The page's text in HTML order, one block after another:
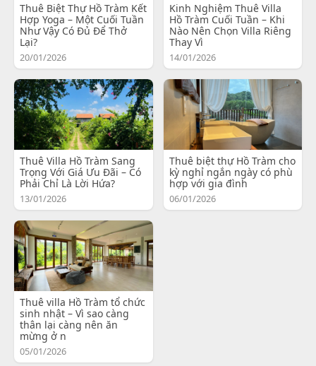
Thuê Biệt Thự Hồ Tràm Kết
Hợp Yoga – Một Cuối Tuần
Như Vậy Có Đủ Để Thở
Lại?
20/01/2026
Kinh Nghiệm Thuê Villa
Hồ Tràm Cuối Tuần – Khi
Nào Nên Chọn Villa Riêng
Thay Vì
14/01/2026
Thuê Villa Hồ Tràm Sang
Trọng Với Giá Ưu Đãi – Có
Phải Chỉ Là Lời Hứa?
13/01/2026
Thuê biệt thự Hồ Tràm cho
kỳ nghỉ ngắn ngày có phù
hợp với gia đình
06/01/2026
Thuê villa Hồ Tràm tổ chức
sinh nhật – Vì sao càng
thân lại càng nên ăn
mừng ở n
05/01/2026